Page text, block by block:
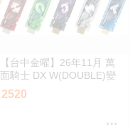
【台中金曜】26年11月 萬
騎士 DX W(DOUBLE)變
(平成20周年VER.) 再版 0
2520